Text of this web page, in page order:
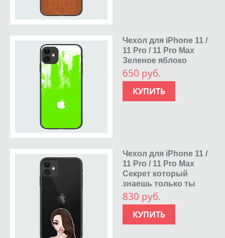
Чехол для iPhone 11 /
11 Pro / 11 Pro Max
Зеленое яблоко
650 руб.
КУПИТЬ
Чехол для iPhone 11 /
11 Pro / 11 Pro Max
Секрет который
знаешь только ты
830 руб.
КУПИТЬ